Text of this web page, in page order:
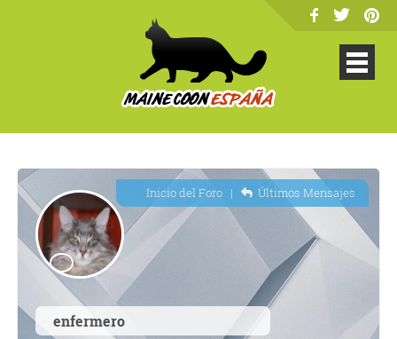
enfermero
Inicio del Foro| Últimos Mensajes